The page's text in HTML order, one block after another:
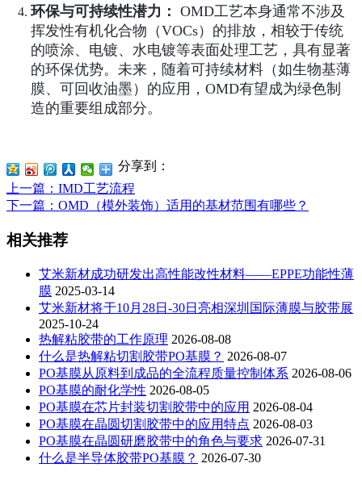
环保与可持续性潜力： OMD工艺本身通常不涉及
挥发性有机化合物（VOCs）的排放，相较于传统
的喷涂、电镀、水电镀等表面处理工艺，具有显著
的环保优势。未来，随着可持续材料（如生物基薄
膜、可回收油墨）的应用，OMD有望成为绿色制
造的重要组成部分。
分享到：
上一篇 ：IMD工艺流程
下一篇 ：OMD（模外装饰）适用的基材范围有哪些？
相关推荐
艾米新材成功研发出高性能改性材料——EPPE功能性薄
膜 2025-03-14
艾米新材将于10月28日-30日亮相深圳国际薄膜与胶带展
2025-10-24
热解粘胶带的工作原理 2026-08-08
什么是热解粘切割胶带PO基膜？ 2026-08-07
PO基膜从原料到成品的全流程质量控制体系 2026-08-06
PO基膜的耐化学性 2026-08-05
PO基膜在芯片封装切割胶带中的应用 2026-08-04
PO基膜在晶圆切割胶带中的应用特点 2026-08-03
PO基膜在晶圆研磨胶带中的角色与要求 2026-07-31
什么是半导体胶带PO基膜？ 2026-07-30